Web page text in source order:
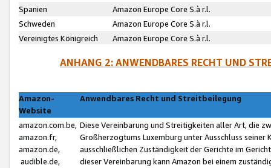
Spanien
Amazon Europe Core S.à r.l.
Schweden
Amazon Europe Core S.à r.l.
Vereinigtes Königreich
Amazon Europe Core S.à r.l.
ANHANG 2: ANWENDBARES RECHT UND
Amazon-
Website
Anwendbares Recht und Streitbeilegung
amazon.com.be,
amazon.fr,
amazon.de,
audible.de,
Diese Vereinbarung und Streitigkeiten aller Art, die
Großherzogtums Luxemburg unter Ausschluss
ausschließlichen Zuständigkeit der Gerichte im
dieser Vereinbarung kann Amazon bei einem